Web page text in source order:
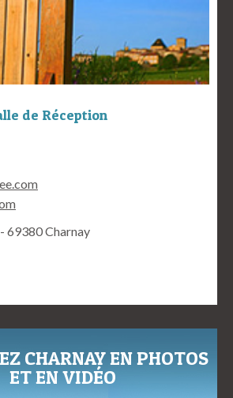
de Réception
69380 Charnay
CHARNAY EN PHOTOS
ET EN VIDÉO